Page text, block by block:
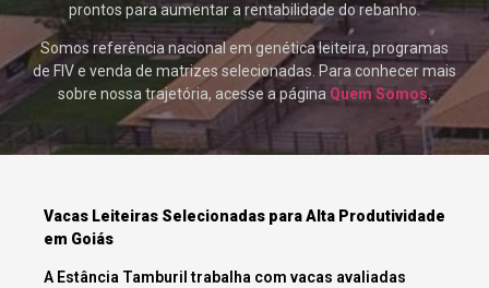
prontos para aumentar a rentabilidade do rebanho.
Somos referência nacional em genética leiteira, programas
de FIV e venda de matrizes selecionadas. Para conhecer mais
sobre nossa trajetória, acesse a página Quem Somos.
Vacas Leiteiras Selecionadas para Alta Produtividade
em Goiás
A Estância Tamburil trabalha com vacas avaliadas